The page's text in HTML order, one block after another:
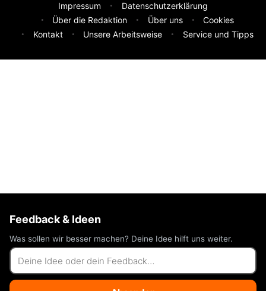
Impressum
Datenschutzerklärung
Über die Redaktion
Über uns
Cookies
Kontakt
Unsere Arbeitsweise Service und Tipps
Feedback & Ideen
Was sollen wir besser machen? Deine Idee hilft uns weiter.